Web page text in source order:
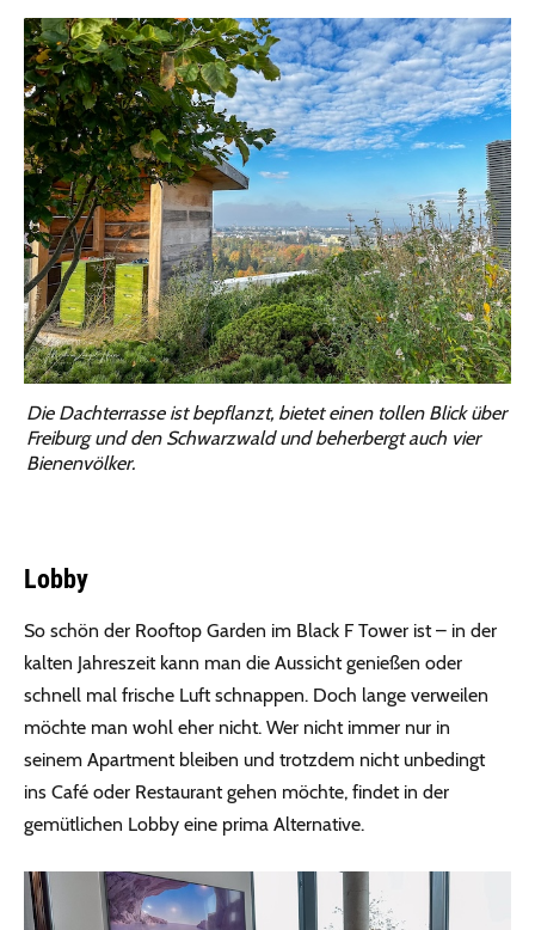
Die Dachterrasse ist bepflanzt, bietet einen tollen Blick über
Freiburg und den Schwarzwald und beherbergt auch vier
Bienenvölker.
Lobby
So schön der Rooftop Garden im Black F Tower ist – in der
kalten Jahreszeit kann man die Aussicht genießen oder
schnell mal frische Luft schnappen. Doch lange verweilen
möchte man wohl eher nicht. Wer nicht immer nur in
seinem Apartment bleiben und trotzdem nicht unbedingt
ins Café oder Restaurant gehen möchte, findet in der
gemütlichen Lobby eine prima Alternative.